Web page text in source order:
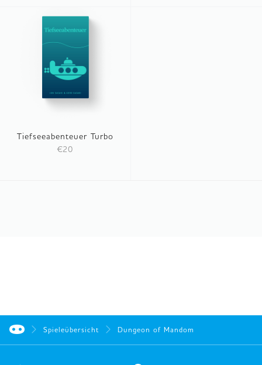
Tiefseeabenteuer Turbo
€20
Spieleübersicht Dungeon of Mandom